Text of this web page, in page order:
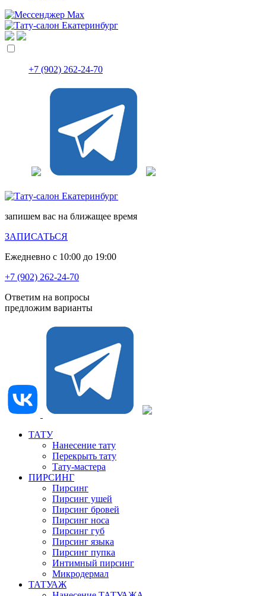
+7 (902) 262-24-70
запишем вас на ближащее время
ЗАПИСАТЬСЯ
Ежедневно с 10:00 до 19:00
+7 (902) 262-24-70
Ответим на вопросы
предложим варианты
ТАТУ
Нанесение тату
Перекрыть тату
Тату-мастера
ПИРСИНГ
Пирсинг
Пирсинг ушей
Пирсинг бровей
Пирсинг носа
Пирсинг губ
Пирсинг языка
Пирсинг пупка
Интимный пирсинг
Микродермал
ТАТУАЖ